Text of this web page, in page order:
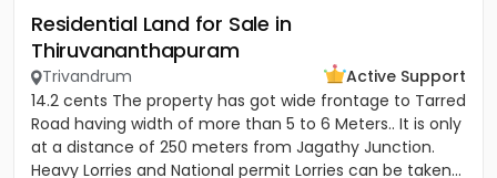
Residential Land for Sale in
Thiruvananthapuram
Trivandrum
Active Support
14.2 cents The property has got wide frontage to Tarred
Road having width of more than 5 to 6 Meters.. It is only
at a distance of 250 meters from Jagathy Junction.
Heavy Lorries and National permit Lorries can be taken...